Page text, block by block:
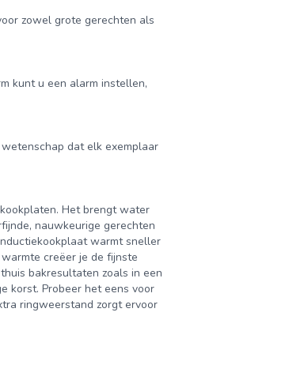
zowel grote gerechten als
kunt u een alarm instellen,
dat elk exemplaar
Het brengt water
nauwkeurige gerechten
warmt sneller
creëer je de fijnste
bakresultaten zoals in een
korst. Probeer het eens voor
ringweerstand zorgt ervoor